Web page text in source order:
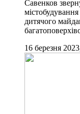
Савенков
дитячого
16 березня